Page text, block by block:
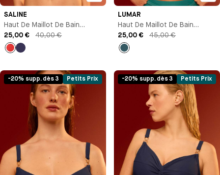
SALINE
Haut De Maillot De Bain
Bandeau
25,00 € 40,00 €
Rouge
LUMAR
Haut De Maillot De Bain
Corbeille
25,00 € 45,00 €
Bleu
-20% supp. dès 3 Petits Prix -20% supp. dès 3 Petits Prix